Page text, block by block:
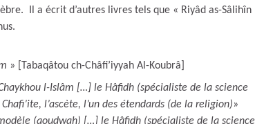
Il a écrit d’autres livres tels que « Riyâd as-Sâlihîn
» [Tabaqâtou ch-Châfi’iyyah Al-Koubrâ]
l-Islâm […] le Hâfidh (spécialiste de la science
l’ascète, l’un des étendards (de la religion)»
(qoudwah) […] le Hâfidh (spécialiste de la science